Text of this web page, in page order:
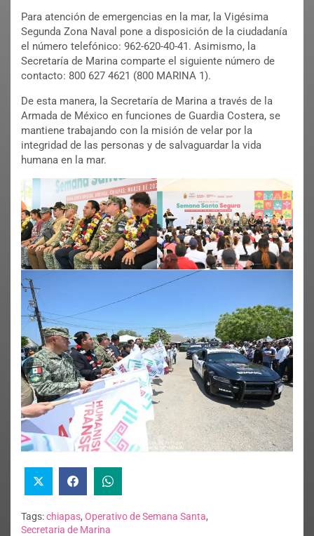
Para atención de emergencias en la mar, la Vigésima
Segunda Zona Naval pone a disposición de la ciudadanía
el número telefónico: 962-620-40-41. Asimismo, la
Secretaría de Marina comparte el siguiente número de
contacto: 800 627 4621 (800 MARINA 1).
De esta manera, la Secretaría de Marina a través de la
Armada de México en funciones de Guardia Costera, se
mantiene trabajando con la misión de velar por la
integridad de las personas y de salvaguardar la vida
humana en la mar.
Tags:chiapas, Operativo de Semana Santa,
Secretaria de Marina